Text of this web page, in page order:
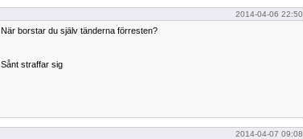
2014-04-06 22:50
När borstar du själv tänderna förresten?
Sånt straffar sig
2014-04-07 09:08